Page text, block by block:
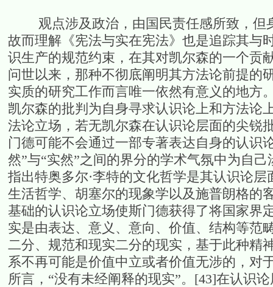
观点涉及政治，由国民责任感所致，但
故而理解《宪法与实在宪法》也是追踪其与
识生产的规范约束，在其对凯尔森的一个贡
问世以来，那种不彻底阐明其方法论前提的
实质的研究工作而言唯一依然有意义的地方
凯尔森的批判为自身寻求认识论上和方法论
法论立场，若无凯尔森在认识论层面的尖锐
门德可能不会通过一部专著表达自身的认识
然”与“实然”之间的界分的学术气氛中为自
指出特奥多尔·李特的文化哲学是其认识论
生活哲学、胡塞尔的现象学以及施普朗格的
基础的认识论立场使斯门德获得了将国家界
实是由表达、意义、意向、价值、结构等范
二分、规范和现实二分的现实，基于此种精
系不再可能是价值中立或者价值无涉的，对
所言，“没有未经阐释的现实”。[43]在认识